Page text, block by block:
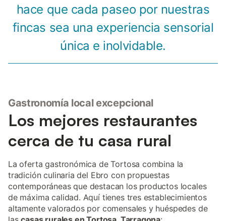
hace que cada paseo por nuestras
fincas sea una experiencia sensorial
única e inolvidable.
Gastronomía local excepcional
Los mejores restaurantes
cerca de tu casa rural
La oferta gastronómica de Tortosa combina la
tradición culinaria del Ebro con propuestas
contemporáneas que destacan los productos locales
de máxima calidad. Aquí tienes tres establecimientos
altamente valorados por comensales y huéspedes de